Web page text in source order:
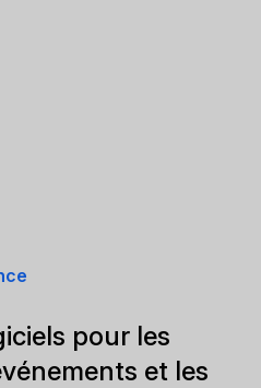
pour les
et les